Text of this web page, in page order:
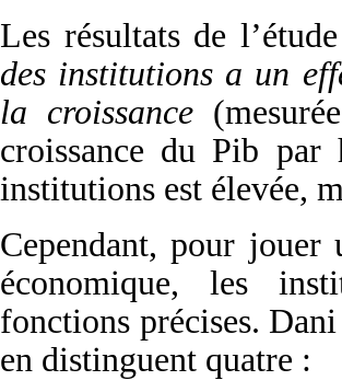
Les résultats de
des institutions a un
la croissance
croissance du Pib
institutions est élevée,
Cependant, pour jouer
économique, les
fonctions précises.
en distinguent quatre :